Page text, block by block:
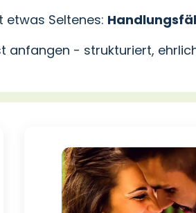
etwas Seltenes:
anfangen - strukturiert,